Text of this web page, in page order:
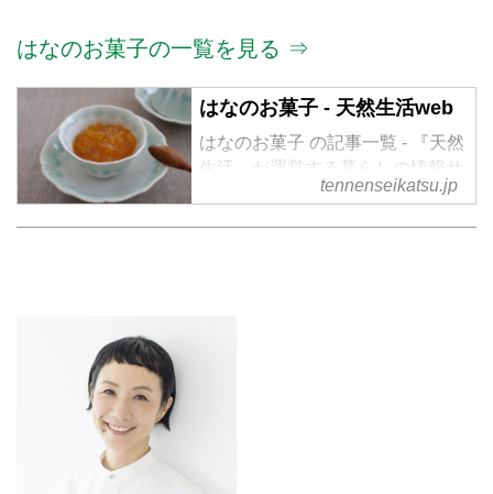
はなのお菓子の一覧を見る ⇒
はなのお菓子 - 天然生活web
はなのお菓子 の記事一覧 - 『天然
生活』が運営する暮らしの情報サ
イト。食やファッション、暮らし
tennenseikatsu.jp